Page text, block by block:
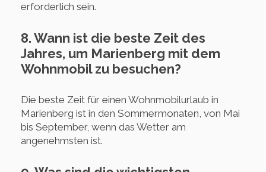
erforderlich sein.
8. Wann ist die beste Zeit des
Jahres, um Marienberg mit dem
Wohnmobil zu besuchen?
Die beste Zeit für einen Wohnmobilurlaub in
Marienberg ist in den Sommermonaten, von Mai
bis September, wenn das Wetter am
angenehmsten ist.